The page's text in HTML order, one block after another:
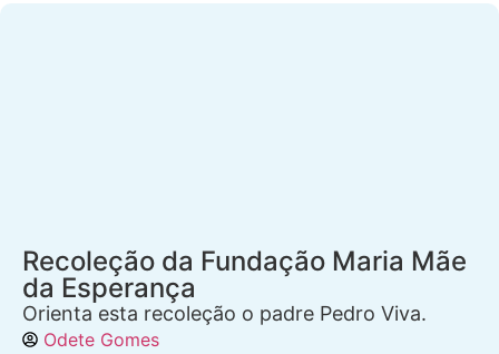
Recoleção da Fundação Maria Mãe
da Esperança
Orienta esta recoleção o padre Pedro Viva.
Odete Gomes